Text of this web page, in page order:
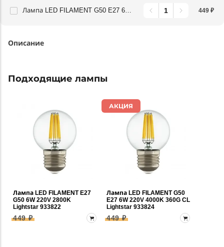
Лампа LED FILAMENT G50 E27 6W 220V 4000K 360G CL Lightstar 933824 449 ₽
Описание
Подходящие лампы
Лампа LED FILAMENT E27
G50 6W 220V 2800K
Lightstar 933822
449 ₽
АКЦИЯ
Лампа LED FILAMENT G50
E27 6W 220V 4000K 360G CL
Lightstar 933824
449 ₽